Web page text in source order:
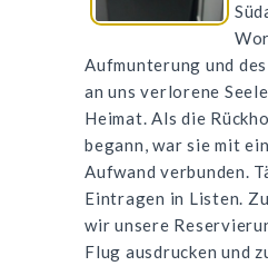
Aufmunterung und
an uns verlorene
Heimat. Als die
begann, war sie mit
Aufwand verbunden.
Eintragen in Listen.
wir unsere
Flug ausdrucken und